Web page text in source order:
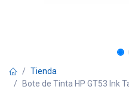
Tienda
Bote de Tinta HP GT53 Ink